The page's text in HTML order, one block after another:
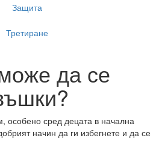
Защита
Третиране
да се
особено сред децата в начална
начин да ги избегнете и да се